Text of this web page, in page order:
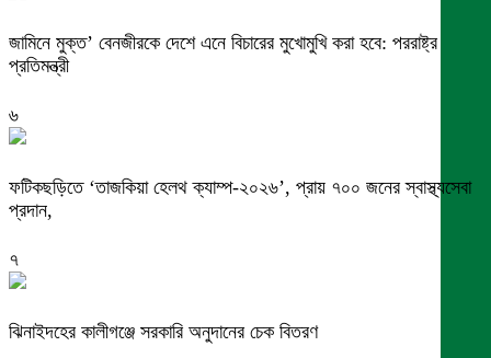
জামিনে মুক্ত’ বেনজীরকে দেশে এনে বিচারের মুখোমুখি করা হবে: পররাষ্ট্র
প্রতিমন্ত্রী
৬
ফটিকছড়িতে ‘তাজকিয়া হেলথ ক্যাম্প-২০২৬’, প্রায় ৭০০ জনের স্বাস্থ্যসেবা
প্রদান,
৭
ঝিনাইদহের কালীগঞ্জে সরকারি অনুদানের চেক বিতরণ